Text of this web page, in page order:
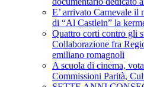
E’ arrivato Carnevale il
di “Al Castlein” la
Quattro corti contro gli
Collaborazione fra
emiliano romagnoli
A scuola di cinema,
Commissioni Parità,